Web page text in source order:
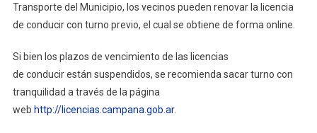
Transporte del Municipio, los vecinos pueden renovar la licencia
de conducir con turno previo, el cual se obtiene de forma online.
Si bien los plazos de vencimiento de las licencias
de conducir están suspendidos, se recomienda sacar turno con
tranquilidad a través de la página
web http://licencias.campana.gob.ar.